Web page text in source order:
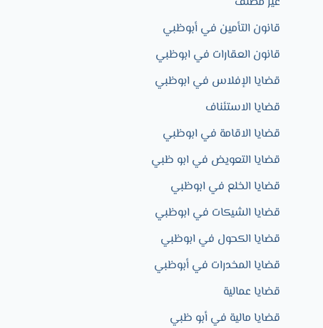
قانون التأمين في أبوظبي
قانون العقارات في ابوظبي
قضايا الإفلاس في ابوظبي
قضايا الاستئناف
قضايا الاقامة في ابوظبي
قضايا التعويض في ابو ظبي
قضايا الخلع في ابوظبي
قضايا الشيكات في ابوظبي
قضايا الكحول في ابوظبي
قضايا المخدرات في أبوظبي
قضايا عمالية
قضايا مالية في أبو ظبي